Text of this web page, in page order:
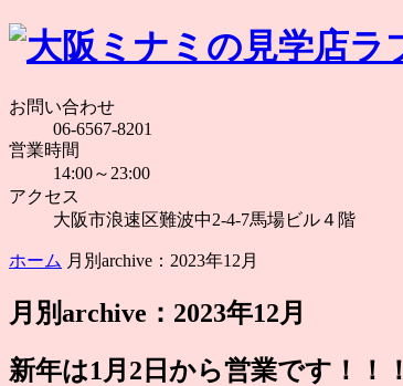
お問い合わせ
06-6567-8201
営業時間
14:00～23:00
アクセス
大阪市浪速区難波中2-4-7馬場ビル４階
ホーム 月別archive：2023年12月
月別archive：2023年12月
新年は1月2日から営業です！！！